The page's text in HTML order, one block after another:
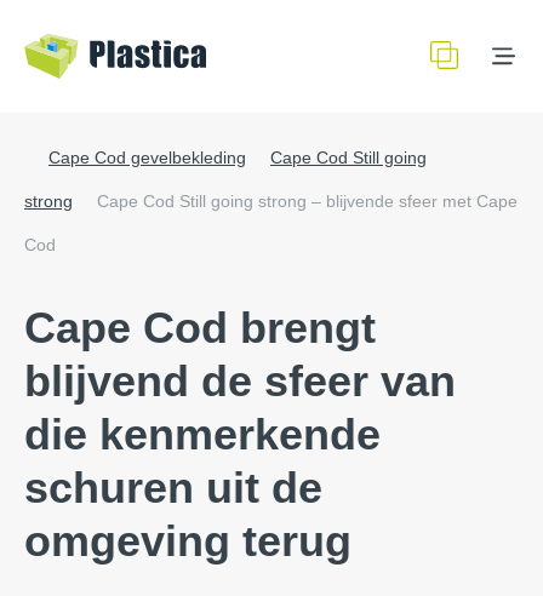
Cape Cod gevelbekleding Cape Cod Still going
strong Cape Cod Still going strong – blijvende sfeer met Cape
Cod
Cape Cod brengt
blijvend de sfeer van
die kenmerkende
schuren uit de
omgeving terug